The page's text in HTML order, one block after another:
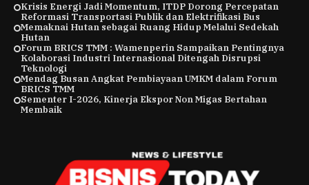
Krisis Energi Jadi Momentum, ITDP Dorong Percepatan
Reformasi Transportasi Publik dan Elektrifikasi Bus
Memaknai Hutan sebagai Ruang Hidup Melalui Sedekah
Hutan
Forum BRICS TMM : Wamenperin Sampaikan Pentingnya
Kolaborasi Industri Internasional Ditengah Disrupsi
Teknologi
Mendag Busan Angkat Pembiayaan UMKM dalam Forum
BRICS TMM
Sementer I-2026, Kinerja Ekspor Non Migas Bertahan
Membaik